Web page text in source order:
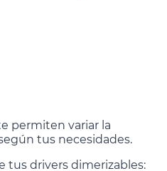
permiten variar la
tus necesidades.
tus drivers dimerizables: